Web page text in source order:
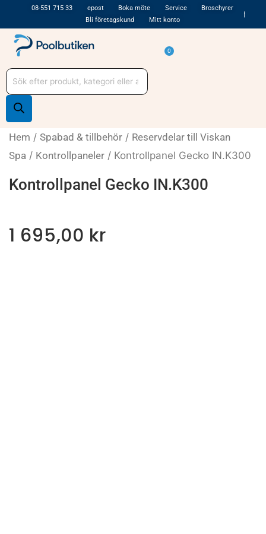
till
innehåll
08-551 715 33 epost Boka möte Service
Broschyrer
Bli företagskund
Mitt konto
0
Varukorg
Produktsökning
Hem / Spabad & tillbehör / Reservdelar till Viskan
Spa / Kontrollpaneler / Kontrollpanel Gecko IN.K300
Kontrollpanel Gecko IN.K300
1 695,00 kr